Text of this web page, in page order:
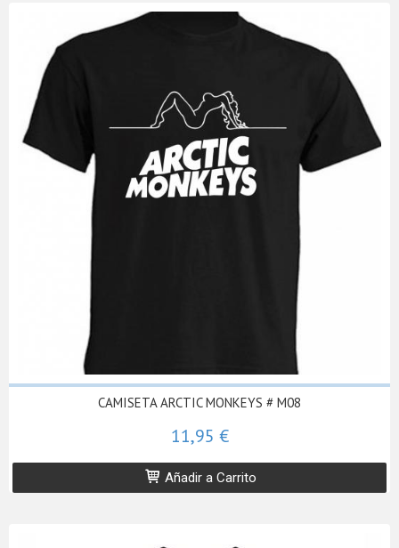
CAMISETA ARCTIC MONKEYS # M08
11,95 €
Añadir a Carrito